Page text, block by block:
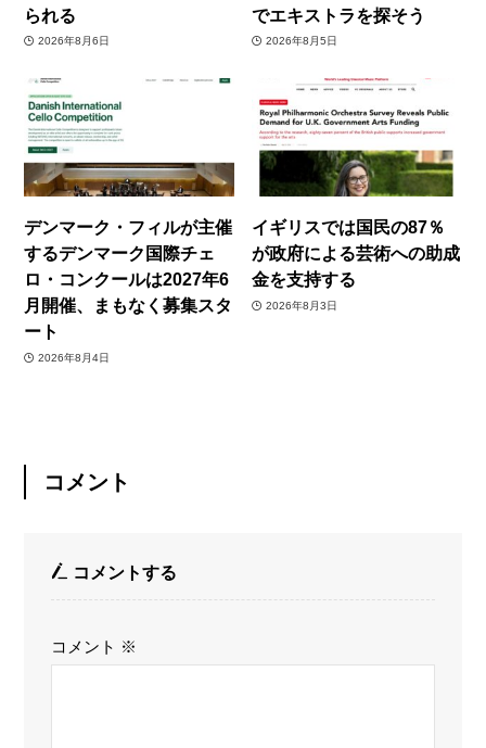
られる
2026年8月6日
でエキストラを探そう
2026年8月5日
デンマーク・フィルが主催
するデンマーク国際チェ
ロ・コンクールは2027年6
月開催、まもなく募集スタ
ート
2026年8月4日
イギリスでは国民の87％
が政府による芸術への助成
金を支持する
2026年8月3日
コメント
コメントする
コメント ※